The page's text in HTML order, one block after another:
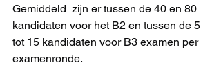
Gemiddeld  zijn er tussen de 40 en 80
kandidaten voor het B2 en tussen de 5
tot 15 kandidaten voor B3 examen per
examenronde.